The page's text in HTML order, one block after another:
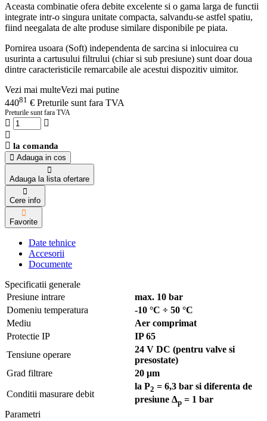
Aceasta combinatie ofera debite excelente si o gama larga de functii
integrate intr-o singura unitate compacta, salvandu-se astfel spatiu,
fiind neegalata de alte produse similare disponibile pe piata.
Pornirea usoara (Soft) independenta de sarcina si inlocuirea cu
usurinta a cartusului filtrului (chiar si sub presiune) sunt doar doua
dintre caracteristicile remarcabile ale acestui dispozitiv uimitor.
Vezi mai multeVezi mai putine
44081 € Preturile sunt fara TVA
Preturile sunt fara TVA
la comanda
Adauga in cos
Adauga la lista ofertare
Cere info
Favorite
Date tehnice
Accesorii
Documente
Specificatii generale
Presiune intrare
max. 10 bar
Domeniu temperatura
-10 °C ÷ 50 °C
Mediu
Aer comprimat
Protectie IP
IP 65
Tensiune operare
24 V DC (pentru valve si
presostate)
Grad filtrare
20 μm
Conditii masurare debit
la P2 = 6,3 bar si diferenta de
presiune Δp = 1 bar
Parametri